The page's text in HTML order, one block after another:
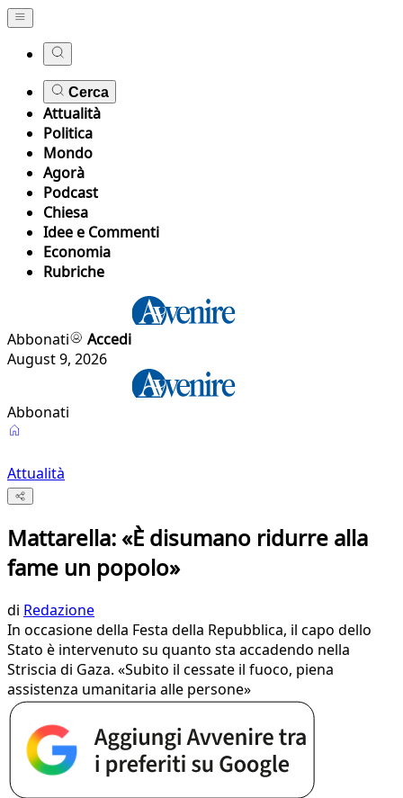
Cerca
Attualità
Politica
Mondo
Agorà
Podcast
Chiesa
Idee e Commenti
Economia
Rubriche
Abbonati
Accedi
August 9, 2026
Abbonati
Attualità
Mattarella: «È disumano ridurre alla
fame un popolo»
di Redazione
In occasione della Festa della Repubblica, il capo dello
Stato è intervenuto su quanto sta accadendo nella
Striscia di Gaza. «Subito il cessate il fuoco, piena
assistenza umanitaria alle persone»